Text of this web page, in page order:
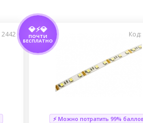
💎⚡💎
ПОЧТИ
БЕСПЛАТНО
Код:
⚡ Можно потратить 99%